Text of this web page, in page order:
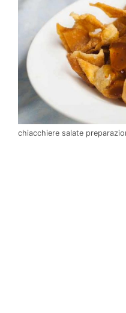
chiacchiere salate